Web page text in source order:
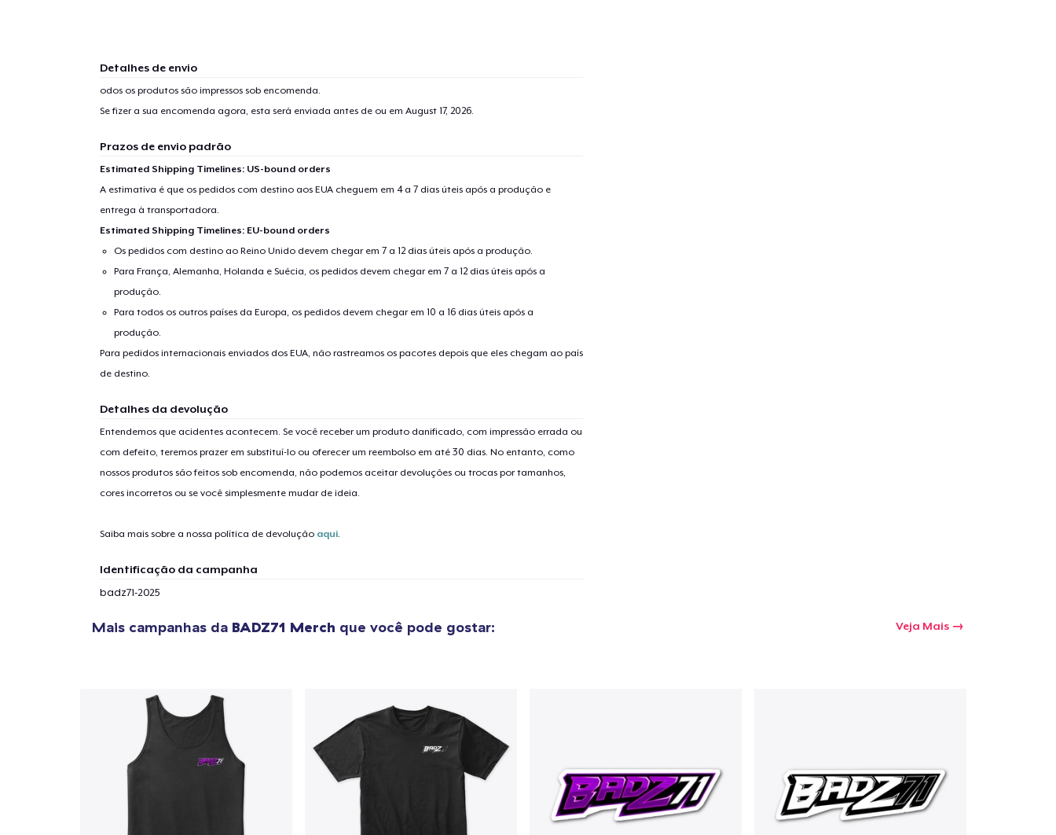
Detalhes de envio
odos os produtos são impressos sob encomenda.
Se fizer a sua encomenda agora, esta será enviada antes de ou em August 17, 2026.
Prazos de envio padrão
Estimated Shipping Timelines: US-bound orders
A estimativa é que os pedidos com destino aos EUA cheguem em 4 a 7 dias úteis após a produção e
entrega à transportadora.
Estimated Shipping Timelines: EU-bound orders
Os pedidos com destino ao Reino Unido devem chegar em 7 a 12 dias úteis após a produção.
Para França, Alemanha, Holanda e Suécia, os pedidos devem chegar em 7 a 12 dias úteis após a
produção.
Para todos os outros países da Europa, os pedidos devem chegar em 10 a 16 dias úteis após a
produção.
Para pedidos internacionais enviados dos EUA, não rastreamos os pacotes depois que eles chegam ao país
de destino.
Detalhes da devolução
Entendemos que acidentes acontecem. Se você receber um produto danificado, com impressão errada ou
com defeito, teremos prazer em substituí-lo ou oferecer um reembolso em até 30 dias. No entanto, como
nossos produtos são feitos sob encomenda, não podemos aceitar devoluções ou trocas por tamanhos,
cores incorretos ou se você simplesmente mudar de ideia.
Saiba mais sobre a nossa política de devolução aqui.
Identificação da campanha
badz71-2025
Mais campanhas da BADZ71 Merch que você pode gostar: Veja Mais